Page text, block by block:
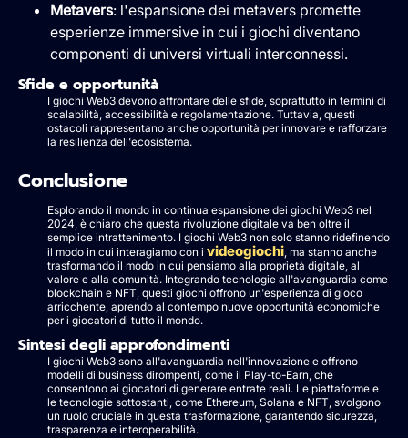
Metavers: l'espansione dei metavers promette
esperienze immersive in cui i giochi diventano
componenti di universi virtuali interconnessi.
Sfide e opportunità
I giochi Web3 devono affrontare delle sfide, soprattutto in termini di
scalabilità, accessibilità e regolamentazione. Tuttavia, questi
ostacoli rappresentano anche opportunità per innovare e rafforzare
la resilienza dell'ecosistema.
Conclusione
Esplorando il mondo in continua espansione dei giochi Web3 nel
2024, è chiaro che questa rivoluzione digitale va ben oltre il
semplice intrattenimento. I giochi Web3 non solo stanno ridefinendo
il modo in cui interagiamo con i videogiochi, ma stanno anche
trasformando il modo in cui pensiamo alla proprietà digitale, al
valore e alla comunità. Integrando tecnologie all'avanguardia come
blockchain e NFT, questi giochi offrono un'esperienza di gioco
arricchente, aprendo al contempo nuove opportunità economiche
per i giocatori di tutto il mondo.
Sintesi degli approfondimenti
I giochi Web3 sono all'avanguardia nell'innovazione e offrono
modelli di business dirompenti, come il Play-to-Earn, che
consentono ai giocatori di generare entrate reali. Le piattaforme e
le tecnologie sottostanti, come Ethereum, Solana e NFT, svolgono
un ruolo cruciale in questa trasformazione, garantendo sicurezza,
trasparenza e interoperabilità.